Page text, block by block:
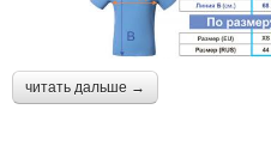
читать дальше →